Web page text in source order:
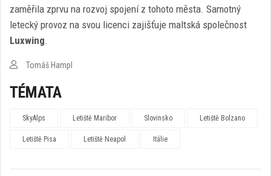
zaměřila zprvu na rozvoj spojení z tohoto města. Samotný
letecký provoz na svou licenci zajišťuje maltská společnost
Luxwing.
Tomáš Hampl
TÉMATA
SkyAlps Letiště Maribor Slovinsko Letiště Bolzano
Letiště Pisa Letiště Neapol Itálie